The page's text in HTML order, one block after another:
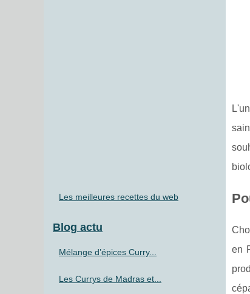
en
Les meilleures recettes du web
Blog actu
Mélange d’épices Curry...
Les Currys de Madras et...